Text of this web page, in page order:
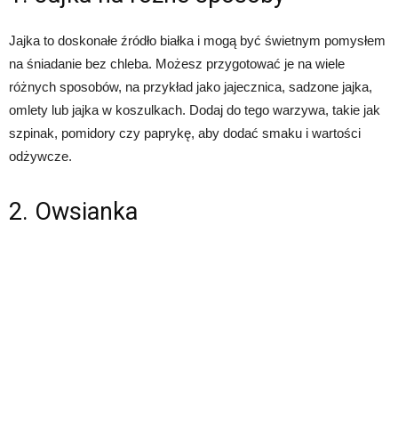
Jajka to doskonałe źródło białka i mogą być świetnym pomysłem
na śniadanie bez chleba. Możesz przygotować je na wiele
różnych sposobów, na przykład jako jajecznica, sadzone jajka,
omlety lub jajka w koszulkach. Dodaj do tego warzywa, takie jak
szpinak, pomidory czy paprykę, aby dodać smaku i wartości
odżywcze.
2. Owsianka